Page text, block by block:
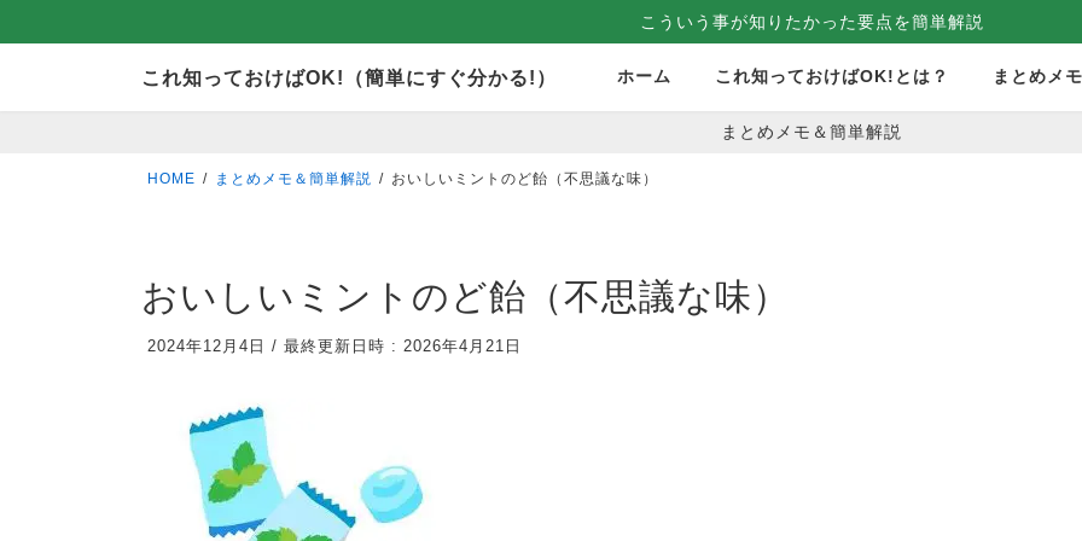
こういう事が知りたかった要点を簡単解説
これ知っておけばOK!（簡単にすぐ分かる!） ホーム これ知っておけばOK!とは？ まとめメ
まとめメモ＆簡単解説
HOME まとめメモ＆簡単解説 おいしいミントのど飴（不思議な味）
おいしいミントのど飴（不思議な味）
2024年12月4日 /最終更新日時 : 2026年4月21日